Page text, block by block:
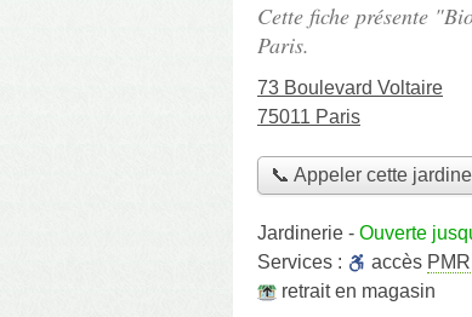
Cette fiche présente
Paris.
73 Boulevard Voltaire
75011 Paris
📞 Appeler cette
Jardinerie - Ouverte
Services :
accès PMR
retrait en magasin